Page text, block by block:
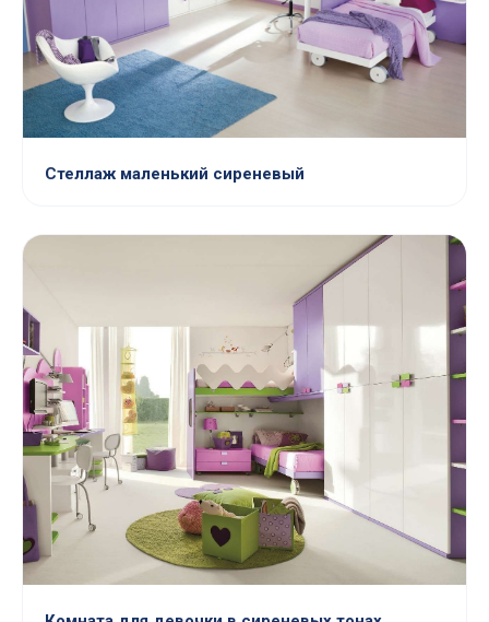
Стеллаж маленький сиреневый